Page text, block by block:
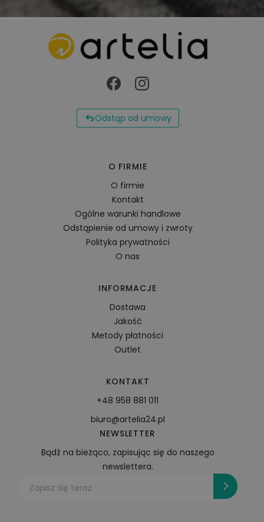
Odstąp od umowy
O FIRMIE
O firmie
Kontakt
Ogólne warunki handlowe
Odstąpienie od umowy i zwroty
Polityka prywatności
O nas
INFORMACJE
Dostawa
Jakość
Metody płatności
Outlet
KONTAKT
+48 958 881 011
biuro@artelia24.pl
NEWSLETTER
Bądź na bieżąco, zapisując się do naszego
newslettera.
Zapisz się teraz